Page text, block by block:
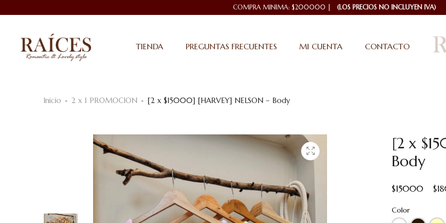
COMPRA MINIMA: $200000 | (LOS PRECIOS NO INCLUYEN IVA)
TIENDA PREGUNTAS FRECUENTES MI CUENTA CONTACTO
Inicio 2 x 1 PROMOCION [2 x $15000] [HARVEY] NELSON – Body
[2 x
Body
$
$15000
Color